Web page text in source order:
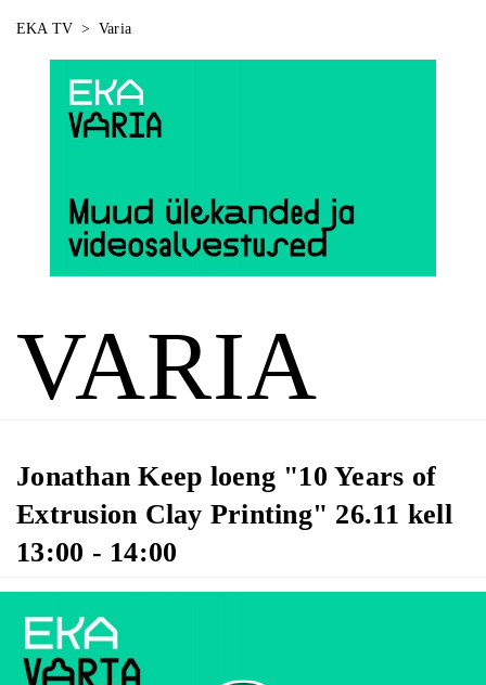
EKA TV > Varia
VARIA
Jonathan Keep loeng "10 Years of
Extrusion Clay Printing" 26.11 kell
13:00 - 14:00